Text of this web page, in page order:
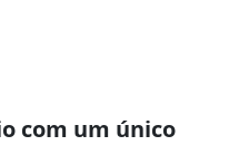
com um único